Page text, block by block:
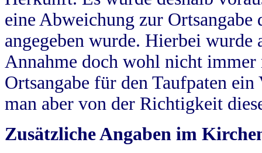
eine Abweichung zur
angegeben wurde. Hierbei wurde
Annahme doch wohl nicht
Ortsangabe für den Taufpaten
man aber von der Richtigkeit
Zusätzliche Angaben im